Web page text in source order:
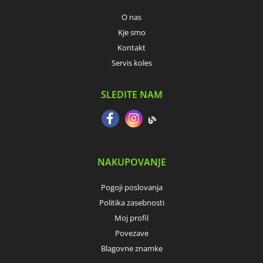
O nas
Kje smo
Kontakt
Servis koles
SLEDITE NAM
NAKUPOVANJE
Pogoji poslovanja
Politika zasebnosti
Moj profil
Povezave
Blagovne znamke